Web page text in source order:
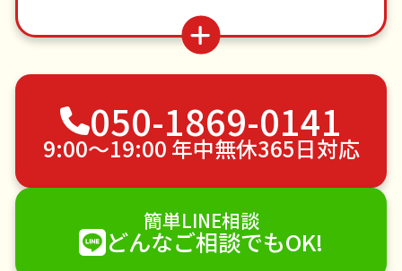
クモの駆除
並び代行
家具組立
お庭の水やり
ゴキブリ駆除
不用品回収
ゴミ屋敷片付け
草刈り・草むしり
家具の移動
植木の剪定
植木の伐採
手すり取り付け
エアコンクリーニング
DIY・日曜大工
ハウスクリーニング
雪かき・雪下ろし
電球交換
襖（ふすま）の張替え
空き家管理
各種代行
050-1869-0141
9:00〜19:00 年中無休365日対応
簡単LINE相談
どんなご相談でもOK!